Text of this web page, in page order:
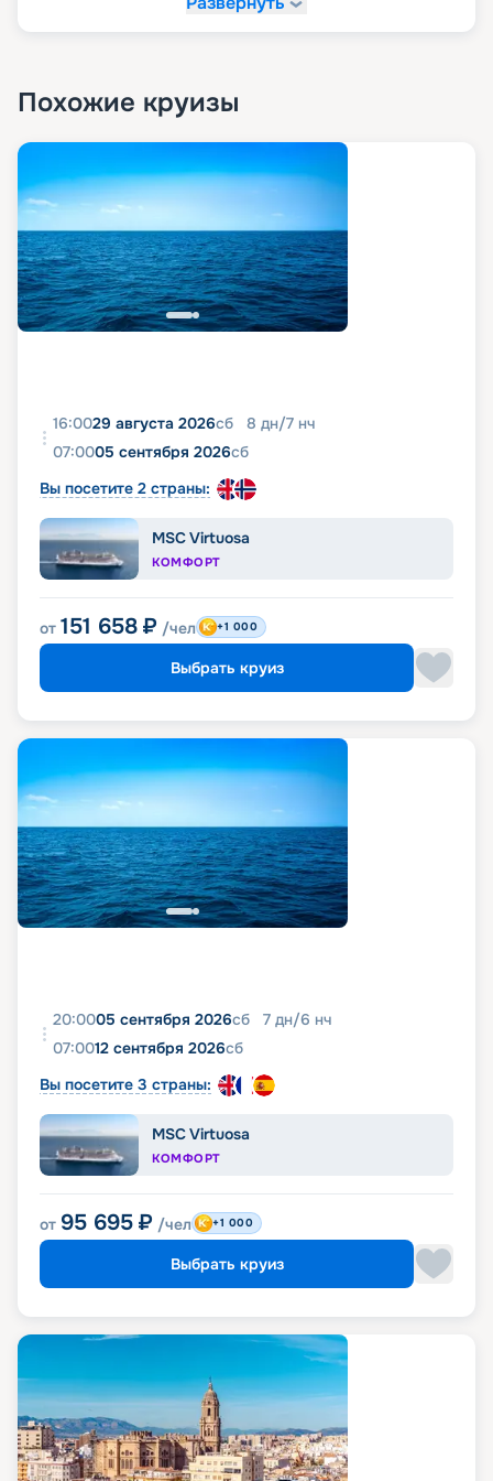
Четыре эксклюзивных флагманских бутика от
Похожие круизы
16:0029 августа 2026сб 8 дн/7 нч
07:0005 сентября 2026сб
Вы посетите 2 страны:
MSC Virtuosa
КОМФОРТ
от 151 658 ₽ /чел +1 000
Выбрать круиз
20:0005 сентября 2026сб 7 дн/6 нч
07:0012 сентября 2026сб
Вы посетите 3 страны:
MSC Virtuosa
КОМФОРТ
от 95 695 ₽ /чел +1 000
Выбрать круиз